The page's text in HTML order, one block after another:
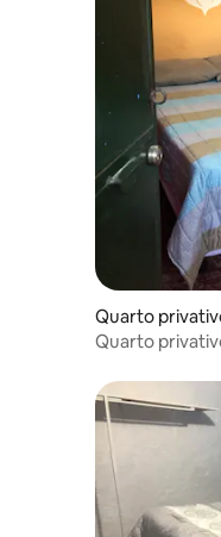
Quarto
a Laguna
Quarto